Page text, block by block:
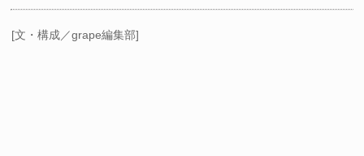
[文・構成／grape編集部]